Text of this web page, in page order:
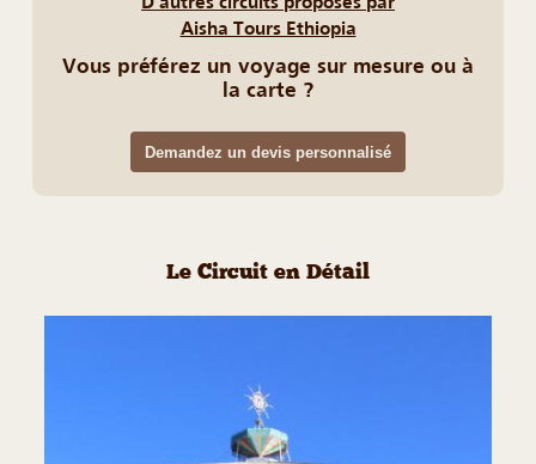
Aisha Tours Ethiopia
Vous préférez un voyage sur mesure ou à
la carte ?
Demandez un devis personnalisé
Le Circuit en Détail